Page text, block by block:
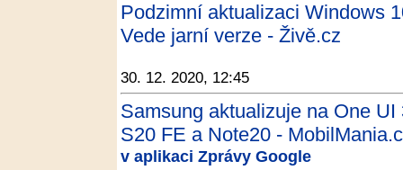
Podzimní aktualizaci Windows
Vede jarní verze - Živě.cz
30. 12. 2020, 12:45
Samsung aktualizuje na One
S20 FE a Note20 -
v aplikaci Zprávy Google